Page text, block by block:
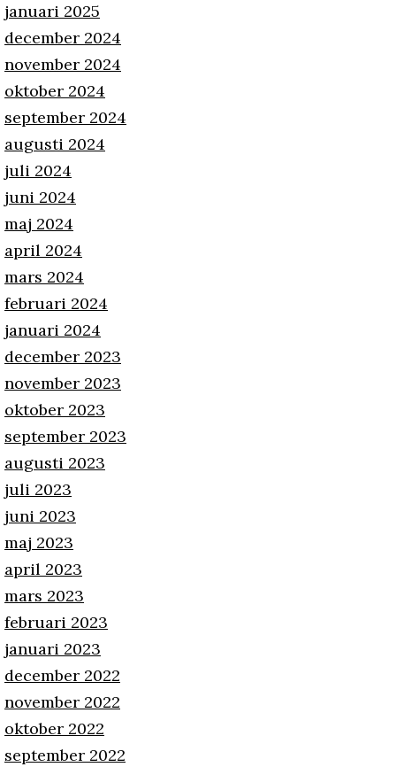
januari 2025
december 2024
november 2024
oktober 2024
september 2024
augusti 2024
juli 2024
juni 2024
maj 2024
april 2024
mars 2024
februari 2024
januari 2024
december 2023
november 2023
oktober 2023
september 2023
augusti 2023
juli 2023
juni 2023
maj 2023
april 2023
mars 2023
februari 2023
januari 2023
december 2022
november 2022
oktober 2022
september 2022